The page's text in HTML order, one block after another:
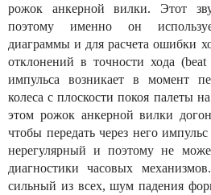
рожок анкерной вилки. Этот
поэтому именно он
диаграммы и для расчета ошибки
отклонений в точности хода
импульса возникает в момент
колеса c плоскости покоя палеты
этом рожок анкерной вилки
чтобы передать через него
нерегулярный и поэтому не
диагностики часовых
сильный из всех, шум падения